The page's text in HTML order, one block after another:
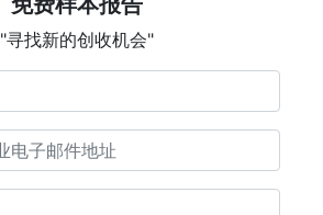
"寻找新的创收机会"